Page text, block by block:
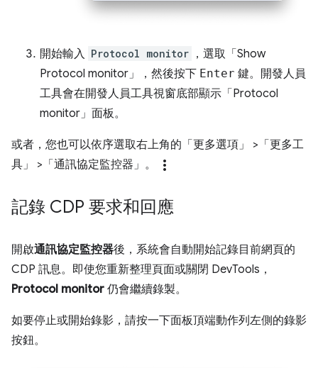
開始輸入 Protocol monitor ，選取「Show
Protocol monitor」
，然後按下 Enter 鍵。開發人員
工具會在開發人員工具視窗底部顯示「Protocol
monitor」 面板。
或者，您也可以依序選取右上角的「更多選項」
>「更多工
具」
>「通訊協定監控器」 。 more_vert
記錄 CDP 要求和回應
開啟通訊協定監控器後，系統會自動開始記錄目前網頁的
CDP 訊息。即使您重新整理頁面或關閉 DevTools，
Protocol monitor 仍會繼續錄製。
如要停止或開始錄影，請按一下面板頂端動作列左側的錄影
按鈕。